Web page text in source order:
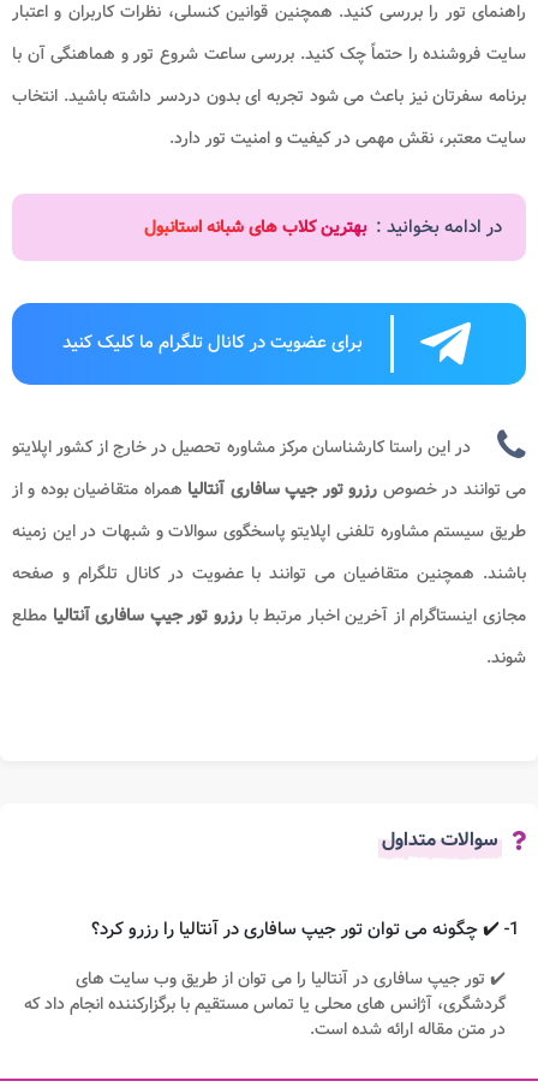
راهنمای تور را بررسی کنید. همچنین قوانین کنسلی، نظرات کاربران و اعتبار
سایت فروشنده را حتماً چک کنید. بررسی ساعت شروع تور و هماهنگی آن با
برنامه سفرتان نیز باعث می شود تجربه ای بدون دردسر داشته باشید. انتخاب
سایت معتبر، نقش مهمی در کیفیت و امنیت تور دارد.
در ادامه بخوانید : بهترین کلاب های شبانه استانبول
برای عضویت در کانال تلگرام ما کلیک کنید
در این راستا کارشناسان مرکز مشاوره تحصیل در خارج از کشور اپلایتو
می توانند در خصوص رزرو تور جیپ سافاری آنتالیا همراه متقاضیان بوده و از
طریق سیستم مشاوره تلفنی اپلایتو پاسخگوی سوالات و شبهات در این زمینه
باشند. همچنین متقاضیان می توانند با عضویت در کانال تلگرام و صفحه
مجازی اینستاگرام از آخرین اخبار مرتبط بارزرو تور جیپ سافاری آنتالیا مطلع
شوند.
سوالات متداول
1- ✔️ چگونه می توان تور جیپ سافاری در آنتالیا را رزرو کرد؟
✔️ تور جیپ سافاری در آنتالیا را می توان از طریق وب سایت های
گردشگری، آژانس های محلی یا تماس مستقیم با برگزارکننده انجام داد که
در متن مقاله ارائه شده است.